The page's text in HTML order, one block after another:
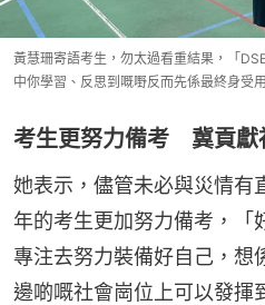
黃慧珊寄語考生，勿太過看重結果，「
中你學習、反思到嘅嘢反而先係最終身受
考生更努力備考 冀貢獻
她表示，儘管未必與災情有
年的考生更加努力備考，「
專注去努力裝備好自己，想
邊啲嘅社會崗位上可以發揮